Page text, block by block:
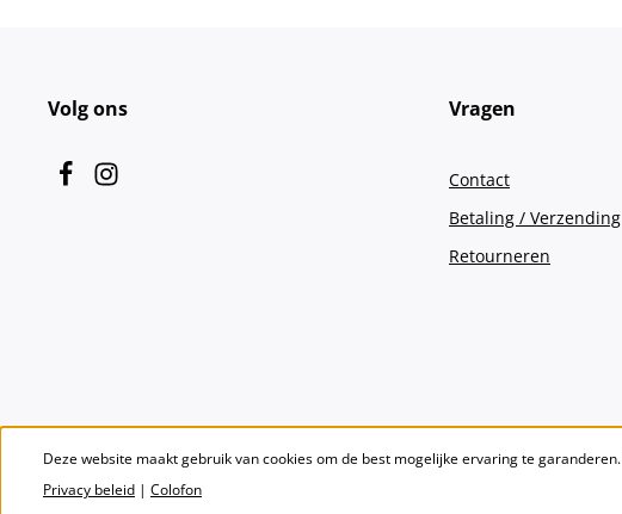
Volg ons Vragen
Contact
Betaling / Verzending
Retourneren
Deze website maakt gebruik van cookies om de best mogelijke ervaring te garanderen.
Privacy beleid | Colofon